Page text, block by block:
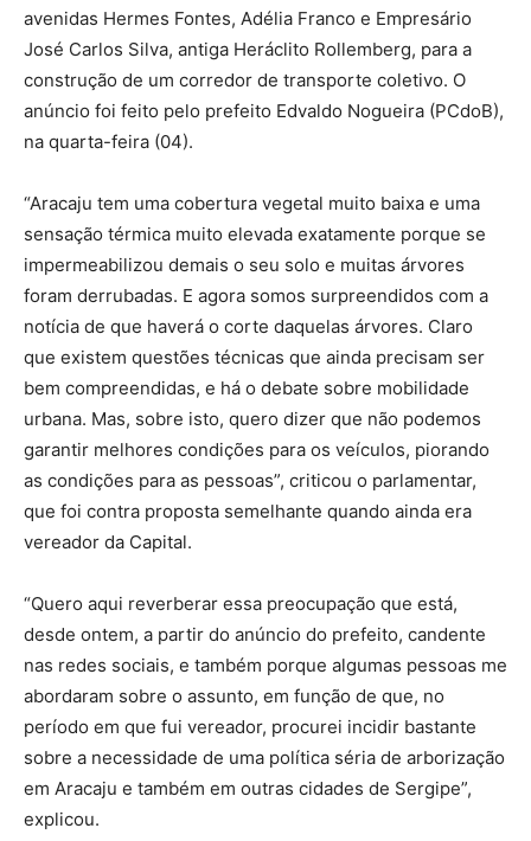
avenidas Hermes Fontes, Adélia Franco e Empresário
José Carlos Silva, antiga Heráclito Rollemberg, para a
construção de um corredor de transporte coletivo. O
anúncio foi feito pelo prefeito Edvaldo Nogueira (PCdoB),
na quarta-feira (04).
“Aracaju tem uma cobertura vegetal muito baixa e uma
sensação térmica muito elevada exatamente porque se
impermeabilizou demais o seu solo e muitas árvores
foram derrubadas. E agora somos surpreendidos com a
notícia de que haverá o corte daquelas árvores. Claro
que existem questões técnicas que ainda precisam ser
bem compreendidas, e há o debate sobre mobilidade
urbana. Mas, sobre isto, quero dizer que não podemos
garantir melhores condições para os veículos, piorando
as condições para as pessoas”, criticou o parlamentar,
que foi contra proposta semelhante quando ainda era
vereador da Capital.
“Quero aqui reverberar essa preocupação que está,
desde ontem, a partir do anúncio do prefeito, candente
nas redes sociais, e também porque algumas pessoas me
abordaram sobre o assunto, em função de que, no
período em que fui vereador, procurei incidir bastante
sobre a necessidade de uma política séria de arborização
em Aracaju e também em outras cidades de Sergipe”,
explicou.